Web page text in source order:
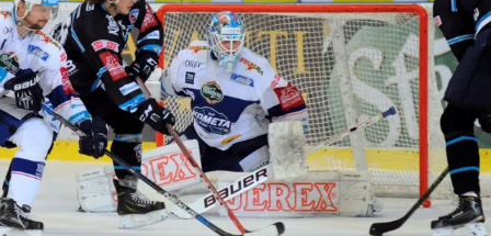
DALŠÍ SPORTY
Americký fotbal
Baseball a softbal
Basketbal
NEPŘEHLÉDNĚTE
Soutěže
Historické návraty